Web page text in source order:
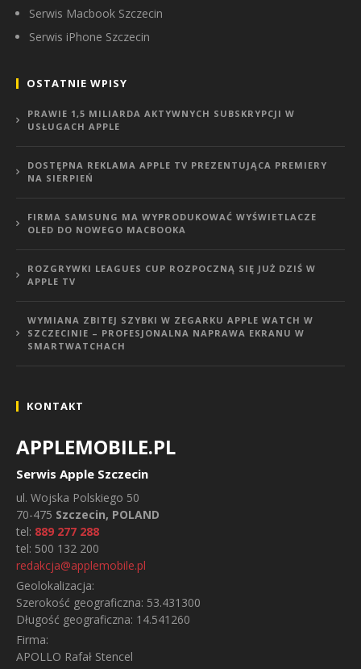
Serwis Macbook Szczecin
Serwis iPhone Szczecin
OSTATNIE WPISY
PRAWIE 1,5 MILIARDA AKTYWNYCH SUBSKRYPCJI W
USŁUGACH APPLE
DOSTĘPNA REKLAMA APPLE TV PREZENTUJĄCA PREMIERY
NA SIERPIEŃ
FIRMA SAMSUNG MA WYPRODUKOWAĆ WYŚWIETLACZE
OLED DO NOWEGO MACBOOKA
ROZGRYWKI LEAGUES CUP ROZPOCZNĄ SIĘ JUŻ DZIŚ W
APPLE TV
WYMIANA ZBITEJ SZYBKI W ZEGARKU APPLE WATCH W
SZCZECINIE – PROFESJONALNA NAPRAWA EKRANU W
SMARTWATCHACH
KONTAKT
APPLEMOBILE.PL
Serwis Apple Szczecin
ul. Wojska Polskiego 50
70-475 Szczecin, POLAND
tel: 889 277 288
tel: 500 132 200
redakcja@applemobile.pl
Geolokalizacja:
Szerokość geograficzna: 53.431300
Długość geograficzna: 14.541260
Firma:
APOLLO Rafał Stencel